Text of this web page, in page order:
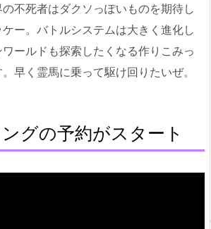
不死者はダクソっぽいものを期待し
ー。バトルシステムは大きく進化し
ールドも探索したくなる作りこみっ
早く霊馬に乗って駆け回りたいぜ。
グの予約がスタート